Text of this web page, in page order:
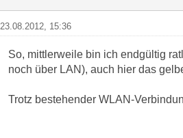
23.08.2012, 15:36
So, mittlerweile bin ich endgültig
noch über LAN), auch hier das
Trotz bestehender WLAN-